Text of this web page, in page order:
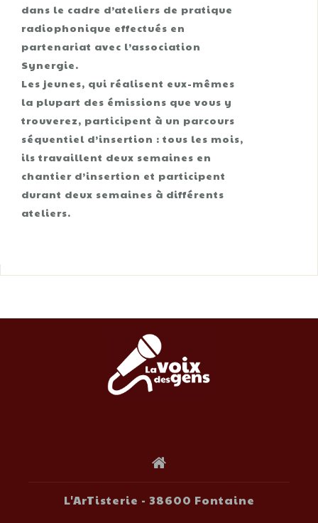
dans le cadre d’ateliers de pratique
radiophonique effectués en
partenariat avec l’association
Synergie.
Les jeunes, qui réalisent eux-mêmes
la plupart des émissions que vous y
trouverez, participent à un parcours
séquentiel d’insertion : tous les mois,
ils travaillent deux semaines en
chantier d’insertion et participent
durant deux semaines à différents
ateliers.
L'ArTisterie - 38600 Fontaine